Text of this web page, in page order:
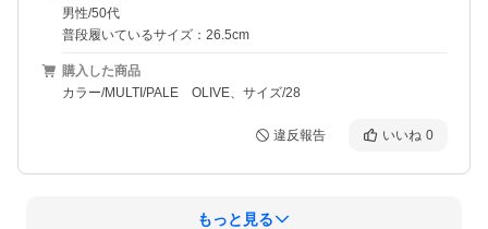
男性/50代
普段履いているサイズ：26.5cm
購入した商品
カラー/MULTI/PALE OLIVE、サイズ/28
違反報告 いいね 0
もっと見る